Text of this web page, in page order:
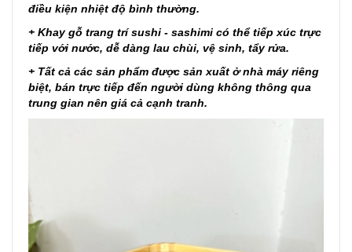
điều kiện nhiệt độ bình thường.
+ Khay gỗ trang trísushi - sashimi có thể tiếp xúc trực
tiếp với nước, dễ dàng lau chùi, vệ sinh, tẩy rửa.
+ Tất cả các sản phẩm được sản xuất ở nhà máy riêng
biệt, bán trực tiếp đến người dùng không thông qua
trung gian nên giá cả cạnh tranh.